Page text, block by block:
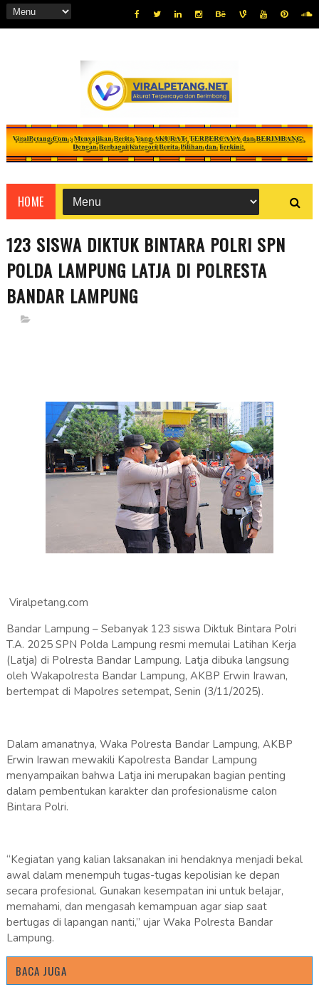
HOME
123 SISWA DIKTUK BINTARA POLRI SPN
POLDA LAMPUNG LATJA DI POLRESTA
BANDAR LAMPUNG
Viralpetang.com
Bandar Lampung – Sebanyak 123 siswa Diktuk Bintara Polri
T.A. 2025 SPN Polda Lampung resmi memulai Latihan Kerja
(Latja) di Polresta Bandar Lampung. Latja dibuka langsung
oleh Wakapolresta Bandar Lampung, AKBP Erwin Irawan,
bertempat di Mapolres setempat, Senin (3/11/2025).
Dalam amanatnya, Waka Polresta Bandar Lampung, AKBP
Erwin Irawan mewakili Kapolresta Bandar Lampung
menyampaikan bahwa Latja ini merupakan bagian penting
dalam pembentukan karakter dan profesionalisme calon
Bintara Polri.
“Kegiatan yang kalian laksanakan ini hendaknya menjadi bekal
awal dalam menempuh tugas-tugas kepolisian ke depan
secara profesional. Gunakan kesempatan ini untuk belajar,
memahami, dan mengasah kemampuan agar siap saat
bertugas di lapangan nanti,” ujar Waka Polresta Bandar
Lampung.
BACA JUGA